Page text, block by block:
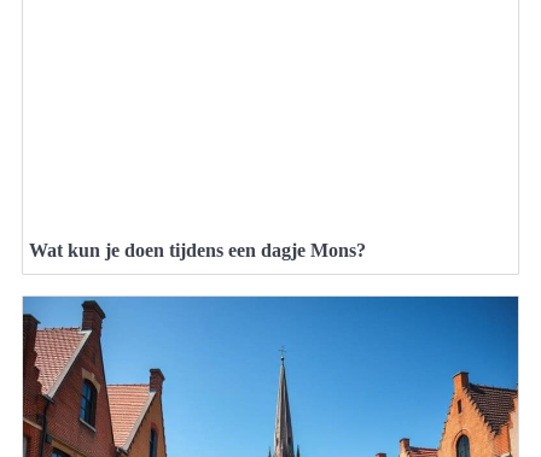
Wat kun je doen tijdens een dagje Mons?